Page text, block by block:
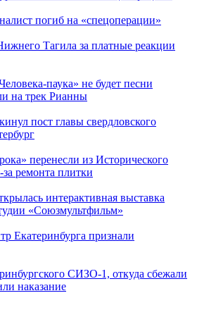
погиб на «спецоперации»
Тагила за платные реакции
паука» не будет песни
на трек Рианны
пост главы свердловского
перенесли из Исторического
ремонта плитки
интерактивная выставка
«Союзмультфильм»
Екатеринбурга признали
СИЗО-1, откуда сбежали
наказание